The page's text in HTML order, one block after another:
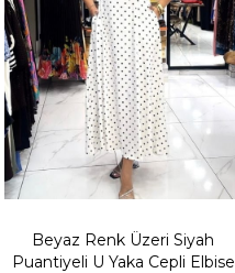
Beyaz Renk Üzeri Siyah
Puantiyeli U Yaka Cepli Elbise